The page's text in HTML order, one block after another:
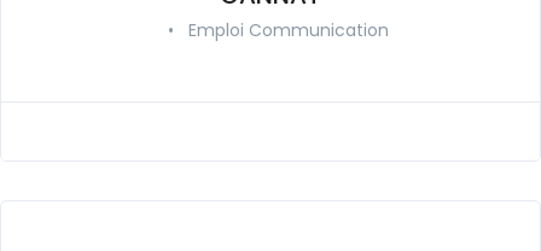
• Emploi Communication